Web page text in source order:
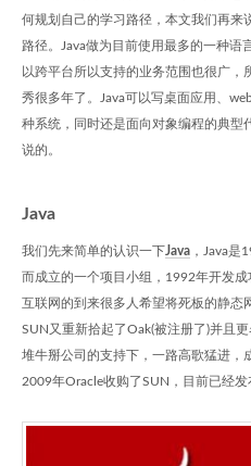
何规划自己的学习路径，本文我们再来
路径。Java做为目前使用最多的一种
以跨平台所以支持的业务范围也很广，
秀很多年了。Java可以写桌面应用、
种系统，同时还是面向对象编程的典型
说的。
Java
我们先来简单的认识一下Java ，Java是
而成立的一个项目小组，1992年开发成
互联网的到来很多人希望将死板的静态
SUN又重新拾起了Oak(被注册了)并且
堆牛掰公司的支持下，一路高歌猛进，
2009年Oracle收购了SUN，目前已经